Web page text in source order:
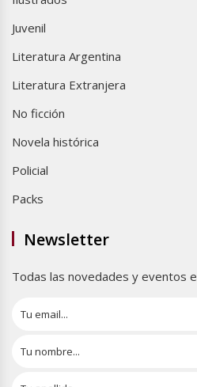
Juvenil
Literatura Argentina
Literatura Extranjera
No ficción
Novela histórica
Policial
Packs
Newsletter
Todas las novedades y eventos